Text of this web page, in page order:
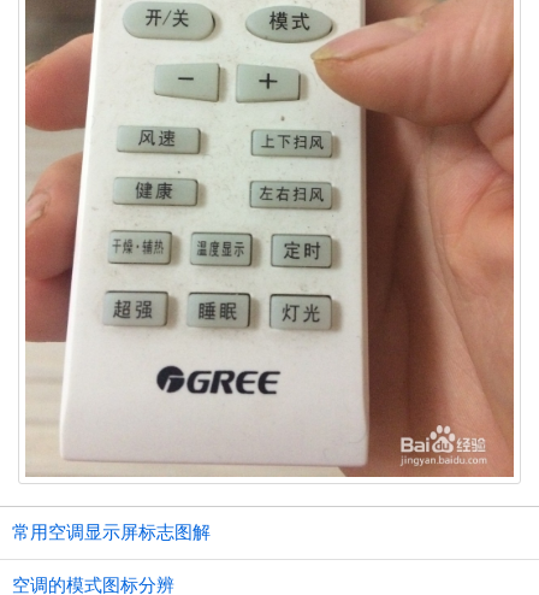
常用空调显示屏标志图解
空调的模式图标分辨